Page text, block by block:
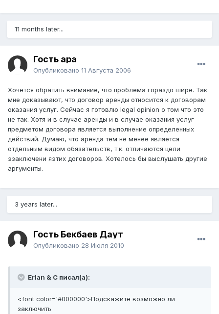
11 months later...
Гость ара
Опубликовано 11 Августа 2006
Хочется обратить внимание, что проблема гораздо шире. Так
мне доказывают, что договор аренды относится к договорам
оказания услуг. Сейчас я готовлю legal opinion о том что это
не так. Хотя и в случае аренды и в случае оказания услуг
предметом договора является выполнение определенных
действий. Думаю, что аренда тем не менее является
отдельным видом обязательств, т.к. отличаются цели
эзаключени яэтих договоров. Хотелось бы выслушать другие
аргументы.
3 years later...
Гость Бекбаев Даут
Опубликовано 28 Июля 2010
Erlan & C писал(а):
<font color='#000000'>Подскажите возможно ли
заключить